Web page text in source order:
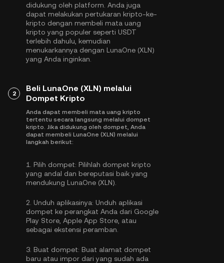
didukung oleh platform. Anda juga
dapat melakukan pertukaran kripto-ke-
kripto dengan membeli mata uang
kripto yang populer seperti USDT
terlebih dahulu, kemudian
menukarkannya dengan LunaOne (XLN)
yang Anda inginkan.
2
Beli LunaOne (XLN) melalui
Dompet Kripto
Anda dapat membeli mata uang kripto
tertentu secara langsung melalui dompet
kripto. Jika didukung oleh dompet, Anda
dapat membeli LunaOne (XLN) melalui
langkah berikut:
1. Pilih dompet: Pilihlah dompet kripto
yang andal dan bereputasi baik yang
mendukung LunaOne (XLN).
2. Unduh aplikasinya: Unduh aplikasi
dompet ke perangkat Anda dari Google
Play Store, Apple App Store, atau
sebagai ekstensi peramban.
3. Buat dompet: Buat alamat dompet
baru atau impor dari yang sudah ada